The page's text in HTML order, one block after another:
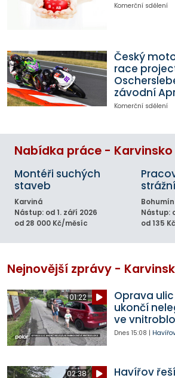
Komerční sdělení
Český
race
závodní
Komerční sdělení
Nabídka práce - Karvinsko
Montéři suchých
staveb
Karviná
Nástup: od 1. září 2026
od 28 000 Kč/měsíc
strážní
Bohumín
Nástup:
od 135
Nejnovější zprávy -
01:22
Oprava
ukončí
ve
Dnes 15:08 |
02:38
Havířov